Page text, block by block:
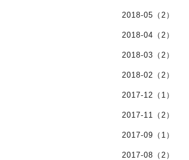
2018-05（2）
2018-04（2）
2018-03（2）
2018-02（2）
2017-12（1）
2017-11（2）
2017-09（1）
2017-08（2）